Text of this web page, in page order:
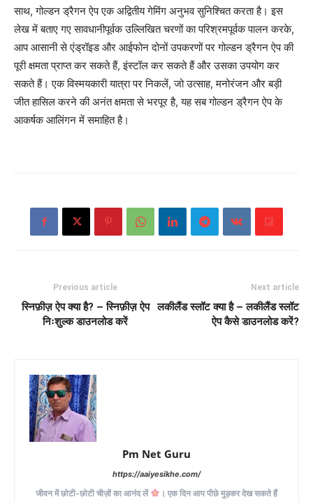
साथ, गोल्डन ड्रैगन ऐप एक अद्वितीय गेमिंग अनुभव सुनिश्चित करता है। इस
लेख में बताए गए सावधानीपूर्वक उल्लिखित चरणों का परिश्रमपूर्वक पालन करके,
आप आसानी से एंड्रॉइड और आईफोन दोनों उपकरणों पर गोल्डन ड्रैगन ऐप की
पूरी क्षमता प्राप्त कर सकते हैं, इंस्टॉल कर सकते हैं और उसका उपयोग कर
सकते हैं। एक विस्मयकारी यात्रा पर निकलें, जो उत्साह, मनोरंजन और बड़ी
जीत हासिल करने की अनंत क्षमता से भरपूर है, यह सब गोल्डन ड्रैगन ऐप के
आकर्षक आलिंगन में समाहित है।
Previous article
स्निफ़ीज़ ऐप क्या है? – स्निफ़ीज़ ऐप
निःशुल्क डाउनलोड करें
Next article
लकीलैंड स्लॉट क्या है – लकीलैंड स्लॉट
ऐप कैसे डाउनलोड करें?
Pm Net Guru
https://aaiyesikhe.com/
जीवन में छोटी-छोटी चीज़ों का आनंद लें
। एक दिन आप पीछे मुड़कर देख सकते हैं